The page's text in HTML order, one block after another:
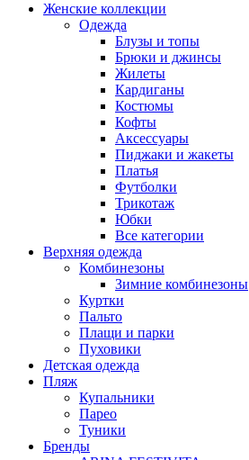
Женские коллекции
Одежда
Блузы и топы
Брюки и джинсы
Жилеты
Кардиганы
Костюмы
Кофты
Аксессуары
Пиджаки и жакеты
Платья
Футболки
Трикотаж
Юбки
Все категории
Верхняя одежда
Комбинезоны
Зимние комбинезоны
Куртки
Пальто
Плащи и парки
Пуховики
Детская одежда
Пляж
Купальники
Парео
Туники
Бренды